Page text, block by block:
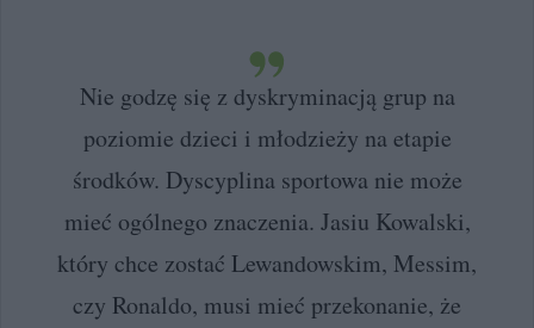
Nie godzę się z dyskryminacją grup na
poziomie dzieci i młodzieży na etapie
środków. Dyscyplina sportowa nie może
mieć ogólnego znaczenia. Jasiu Kowalski,
który chce zostać Lewandowskim, Messim,
czy Ronaldo, musi mieć przekonanie, że